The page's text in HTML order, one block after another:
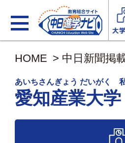
HOME > 中日新聞掲
あいちさんぎょう だいがく
愛知産業大学